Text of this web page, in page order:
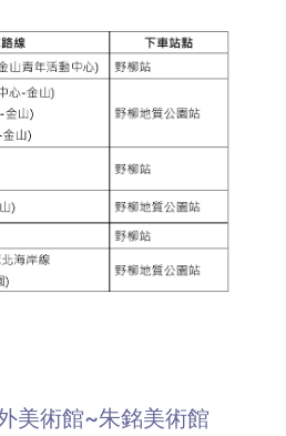
美術館~朱銘美術館